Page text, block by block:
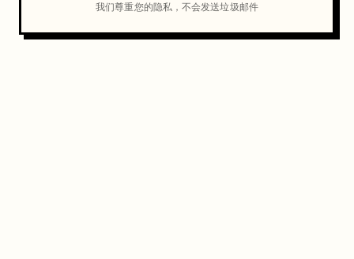
我们尊重您的隐私，不会发送垃圾邮件